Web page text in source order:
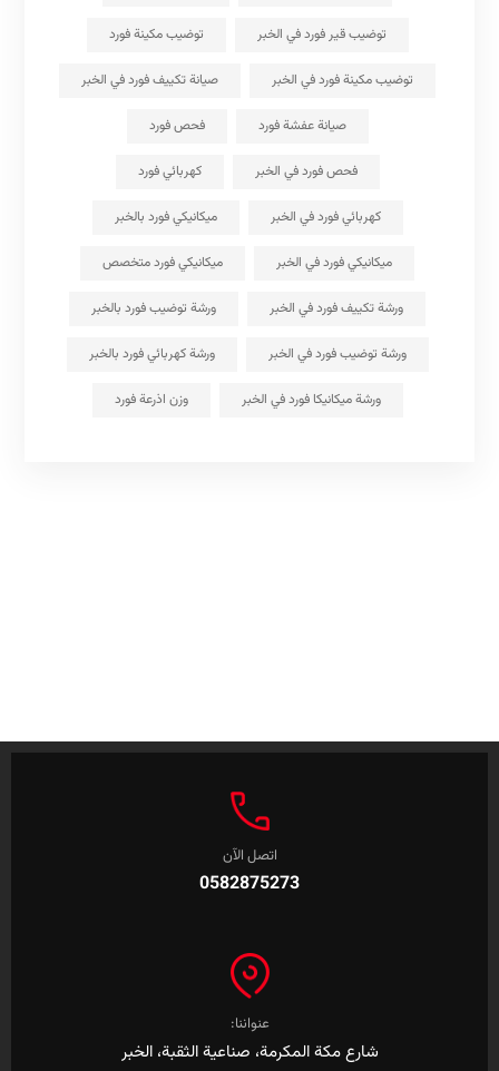
توضيب قير فورد في الخبر توضيب مكينة فورد
توضيب مكينة فورد في الخبر صيانة تكييف فورد في الخبر
صيانة عفشة فورد فحص فورد
فحص فورد في الخبر كهربائي فورد
كهربائي فورد في الخبر ميكانيكي فورد بالخبر
ميكانيكي فورد في الخبر ميكانيكي فورد متخصص
ورشة تكييف فورد في الخبر ورشة توضيب فورد بالخبر
ورشة توضيب فورد في الخبر ورشة كهربائي فورد بالخبر
ورشة ميكانيكا فورد في الخبر وزن اذرعة فورد
اتصل الآن
0582875273
عنواننا:
شارع مكة المكرمة، صناعية الثقبة، الخبر